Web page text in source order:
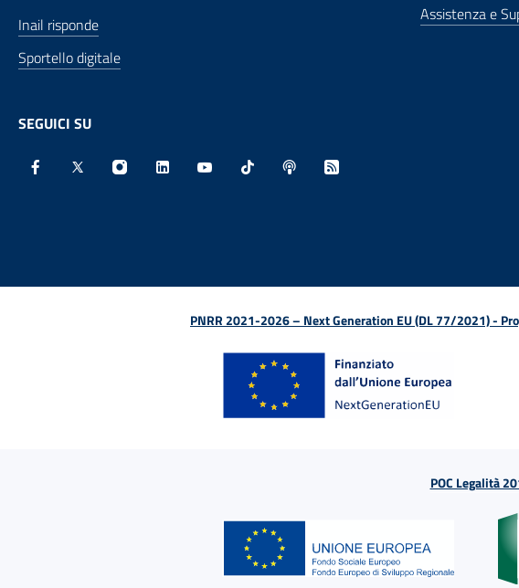
Inail risponde
Sportello digitale
SEGUICI SU
Assistenza e
PNRR 2021-2026 – Next Generation EU (DL 77/2021) -
POC Legalità